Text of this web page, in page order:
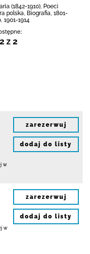
(1842-1910), Poeci
polska, Biografia, 1801-
1901-1914
2 z 2
w
zarezerwuj
dodaj do listy
w
zarezerwuj
dodaj do listy